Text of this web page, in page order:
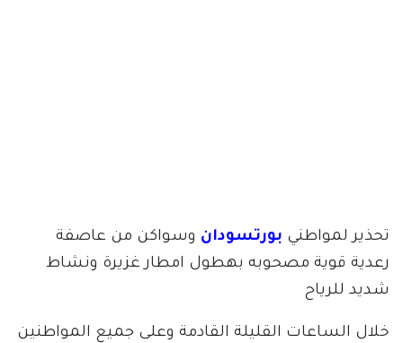
تحذير لمواطني بورتسودان وسواكن من عاصفة
رعدية قوية مصحوبه بهطول امطار غزيرة ونشاط
شديد للرياح
خلال الساعات القليلة القادمة وعلى جميع المواطنين